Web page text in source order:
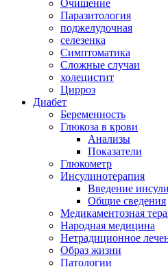
Очищение
Паразитология
поджелудочная
селезенка
Симптоматика
Сложные случаи
холецистит
Цирроз
Диабет
Беременность
Глюкоза в крови
Анализы
Показатели
Глюкометр
Инсулинотерапия
Введение
Общие сведения
Медикаментозная
Народная медицина
Нетрадиционное
Образ жизни
Патологии